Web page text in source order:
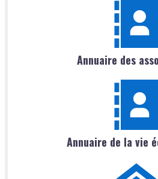
Annuaire des
Annuaire de la vie